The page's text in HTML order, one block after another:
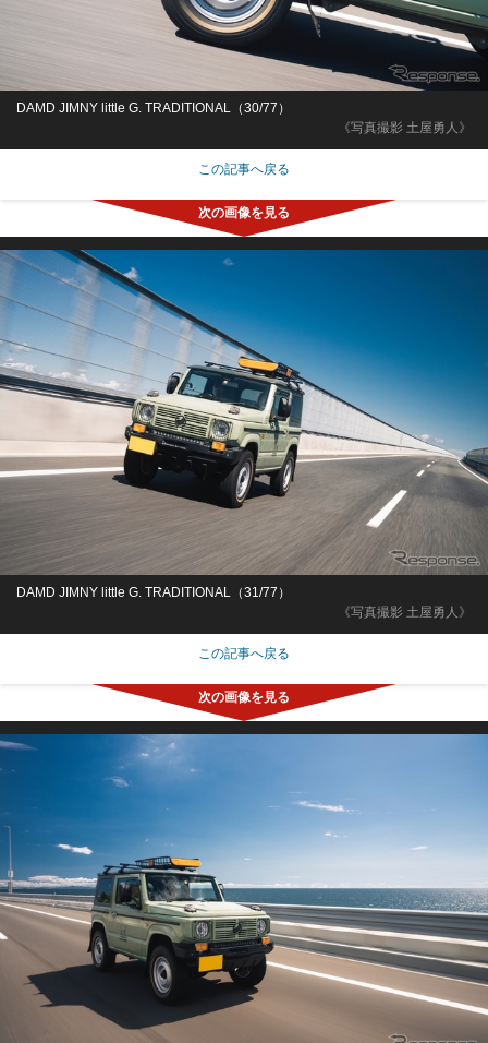
《写真撮影 土屋勇人》
DAMD JIMNY little G. TRADITIONAL（30/77）
この記事へ戻る
《写真撮影 土屋勇人》
DAMD JIMNY little G. TRADITIONAL（31/77）
この記事へ戻る